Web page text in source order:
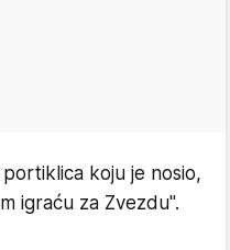
koju je nosio,
igraću za Zvezdu".